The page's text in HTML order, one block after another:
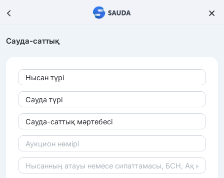
Сауда-саттық
Нысан түрі
Сауда түрі
Сауда-саттық мәртебесі